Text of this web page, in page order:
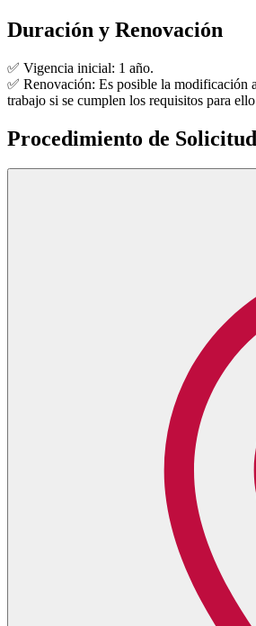
Duración y Renovación
✅ Vigencia inicial: 1 año.
✅ Renovación: Es posible la modificación
trabajo si se cumplen los requisitos para
Procedimiento de Solicitud